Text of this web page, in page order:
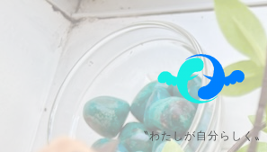
〝わたしが自分らしく〟